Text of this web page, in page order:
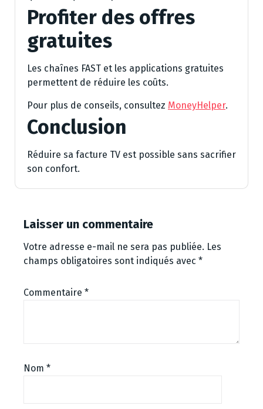
Profiter des offres
gratuites
Les chaînes FAST et les applications gratuites
permettent de réduire les coûts.
Pour plus de conseils, consultez MoneyHelper.
Conclusion
Réduire sa facture TV est possible sans sacrifier
son confort.
Laisser un commentaire
Votre adresse e-mail ne sera pas publiée. Les
champs obligatoires sont indiqués avec *
Commentaire *
Nom *